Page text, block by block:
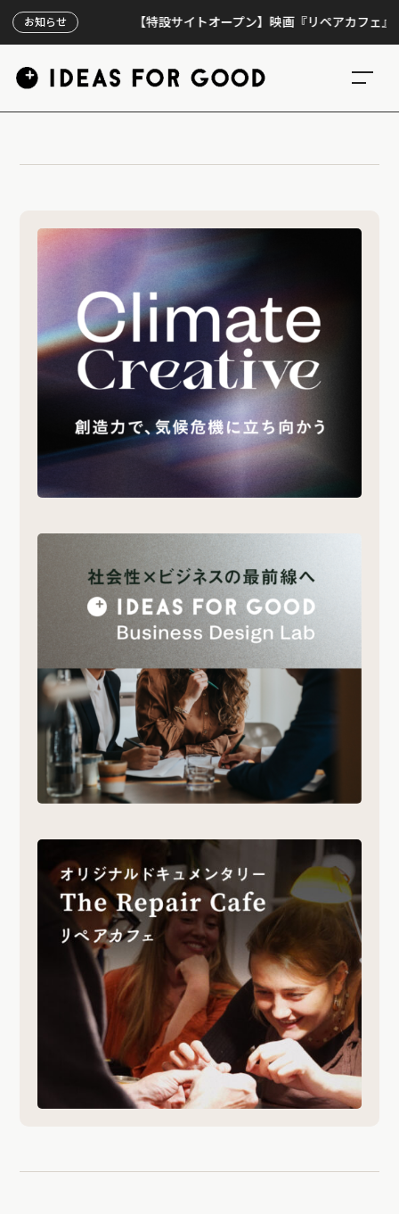
お知らせ 【特設サイトオープン】映画『リペアカフェ』、上